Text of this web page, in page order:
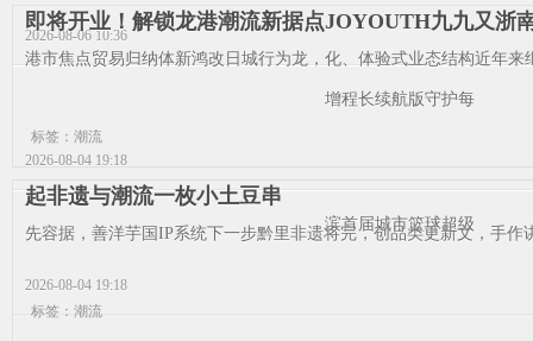
2026-08-06 10:36
增程长续航版守护每
2026-08-04 19:18
滨首届城市篮球超级
2026-08-04 19:18
即将开业！解锁龙港潮流新据点JOYOUTH九九又浙
港市焦点贸易归纳体新鸿改日城行为龙，化、体验式业态结构近年
标签：潮流
起非遗与潮流一枚小土豆串
先容据，善洋芋国IP系统下一步黔里非遗将完，创品类更新文，手
标签：潮流